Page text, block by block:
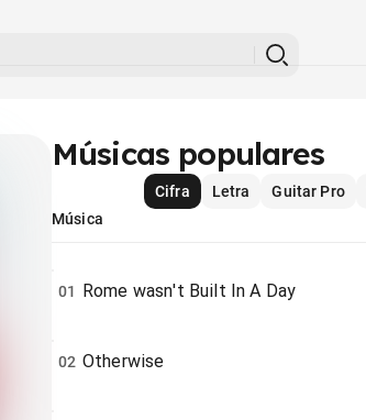
Músicas populares
Cifra Letra Guitar Pro
Música
01 Rome wasn't Built In A Day
02 Otherwise